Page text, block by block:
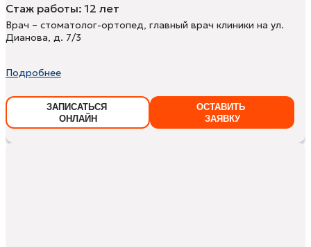
Стаж работы: 12 лет
Врач – стоматолог-ортопед, главный врач клиники на ул.
Дианова, д. 7/3
Подробнее
ЗАПИСАТЬСЯ
ОНЛАЙН
ОСТАВИТЬ
ЗАЯВКУ